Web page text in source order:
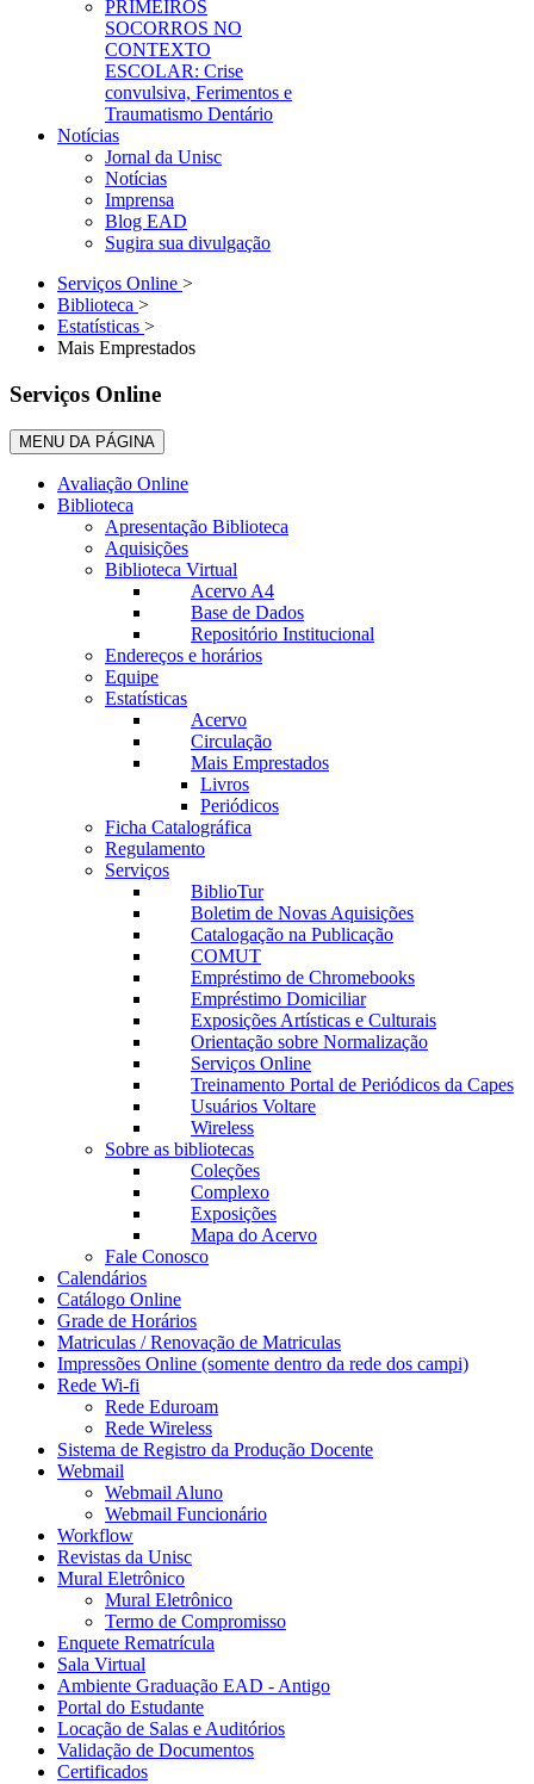
PRIMEIROS
SOCORROS NO
CONTEXTO
ESCOLAR: Crise
convulsiva, Ferimentos e
Traumatismo Dentário
Notícias
Jornal da Unisc
Notícias
Imprensa
Blog EAD
Sugira sua divulgação
Serviços Online >
Biblioteca >
Estatísticas >
Mais Emprestados
Serviços Online
MENU DA PÁGINA
Avaliação Online
Biblioteca
Apresentação Biblioteca
Aquisições
Biblioteca Virtual
Acervo A4
Base de Dados
Repositório Institucional
Endereços e horários
Equipe
Estatísticas
Acervo
Circulação
Mais Emprestados
Livros
Periódicos
Ficha Catalográfica
Regulamento
Serviços
BiblioTur
Boletim de Novas Aquisições
Catalogação na Publicação
COMUT
Empréstimo de Chromebooks
Empréstimo Domiciliar
Exposições Artísticas e Culturais
Orientação sobre Normalização
Serviços Online
Treinamento Portal de Periódicos da Capes
Usuários Voltare
Wireless
Sobre as bibliotecas
Coleções
Complexo
Exposições
Mapa do Acervo
Fale Conosco
Calendários
Catálogo Online
Grade de Horários
Matriculas / Renovação de Matriculas
Impressões Online (somente dentro da rede dos campi)
Rede Wi-fi
Rede Eduroam
Rede Wireless
Sistema de Registro da Produção Docente
Webmail
Webmail Aluno
Webmail Funcionário
Workflow
Revistas da Unisc
Mural Eletrônico
Mural Eletrônico
Termo de Compromisso
Enquete Rematrícula
Sala Virtual
Ambiente Graduação EAD - Antigo
Portal do Estudante
Locação de Salas e Auditórios
Validação de Documentos
Certificados